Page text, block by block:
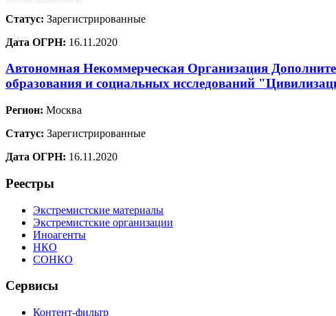
Статус: Зарегистрированные
Дата ОГРН: 16.11.2020
Автономная Некоммерческая Организация
образования и социальных исследований
Регион: Москва
Статус: Зарегистрированные
Дата ОГРН: 16.11.2020
Реестры
Экстремистские материалы
Экстремистские организации
Иноагенты
НКО
СОНКО
Сервисы
Контент-фильтр